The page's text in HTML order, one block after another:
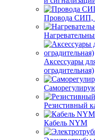
Провода СИП,
Аксессуары
оградительная)
Резистивный
Кабель NYM